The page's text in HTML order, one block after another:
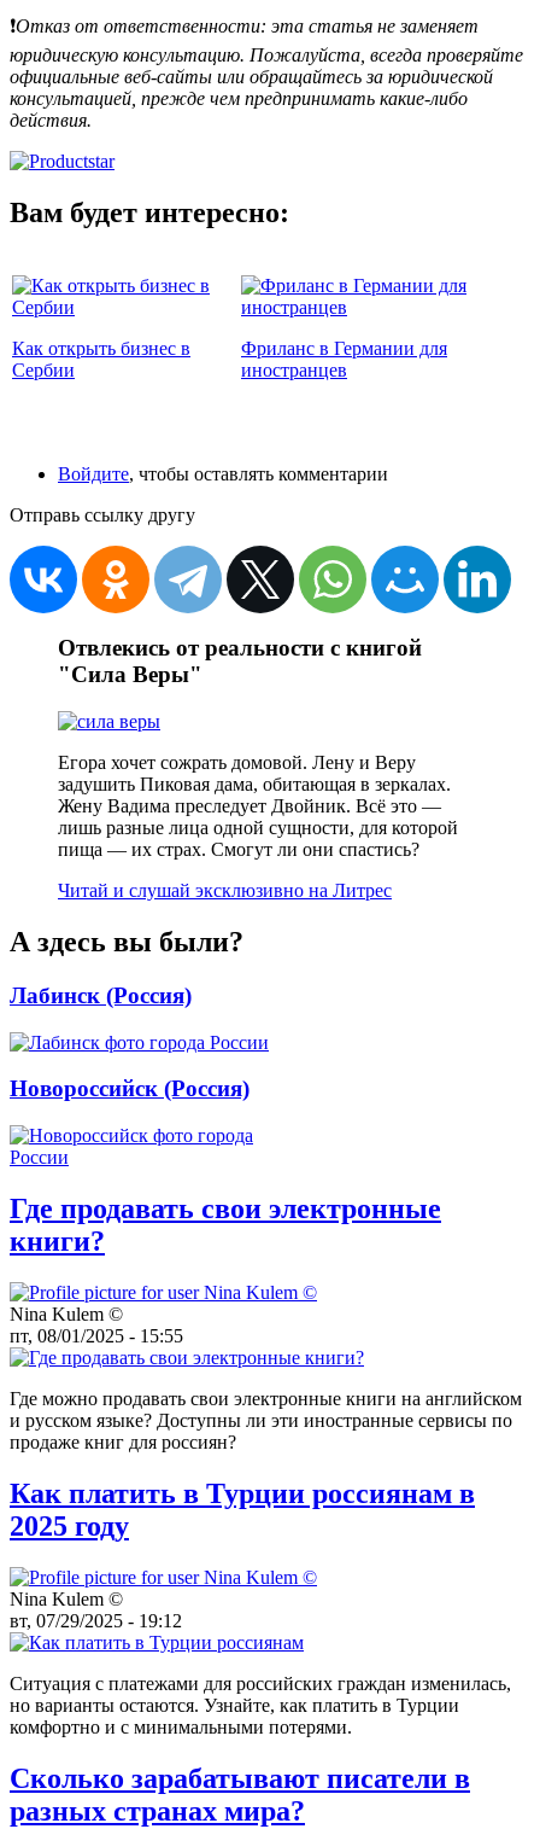
❗Отказ от ответственности: эта статья не заменяет
юридическую консультацию. Пожалуйста, всегда проверяйте
официальные веб-сайты или обращайтесь за юридической
консультацией, прежде чем предпринимать какие-либо
действия.
Вам будет интересно:
Как открыть бизнес в
Сербии
Фриланс в Германии для
иностранцев
Войдите, чтобы оставлять комментарии
Отправь ссылку другу
Отвлекись от реальности с книгой
"Сила Веры"
Егора хочет сожрать домовой. Лену и Веру
задушить Пиковая дама, обитающая в зеркалах.
Жену Вадима преследует Двойник. Всё это —
лишь разные лица одной сущности, для которой
пища — их страх. Смогут ли они спастись?
Читай и слушай эксклюзивно на Литрес
А здесь вы были?
Лабинск (Россия)
Новороссийск (Россия)
Где продавать свои электронные
книги?
Nina Kulem ©️
пт, 08/01/2025 - 15:55
Где можно продавать свои электронные книги на английском
и русском языке? Доступны ли эти иностранные сервисы по
продаже книг для россиян?
Как платить в Турции россиянам в
2025 году
Nina Kulem ©️
вт, 07/29/2025 - 19:12
Ситуация с платежами для российских граждан изменилась,
но варианты остаются. Узнайте, как платить в Турции
комфортно и с минимальными потерями.
Сколько зарабатывают писатели в
разных странах мира?